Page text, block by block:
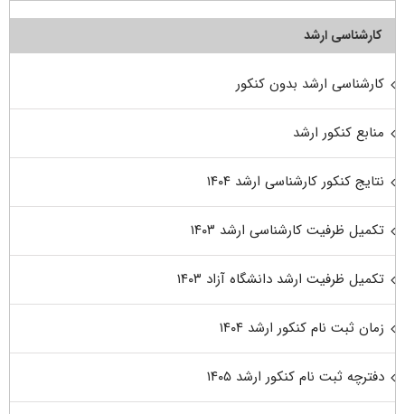
کارشناسی ارشد
کارشناسی ارشد بدون کنکور
منابع کنکور ارشد
نتایج کنکور کارشناسی ارشد ۱۴۰۴
تکمیل ظرفیت کارشناسی ارشد ۱۴۰۳
تکمیل ظرفیت ارشد دانشگاه آزاد ۱۴۰۳
زمان ثبت نام کنکور ارشد ۱۴۰۴
دفترچه ثبت نام کنکور ارشد ۱۴۰۵